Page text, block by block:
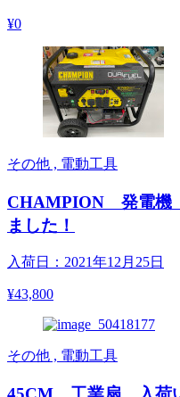
¥0
その他 , 電動工具
CHAMPION 発電機
ました！
入荷日：2021年12月25日
¥43,800
その他 , 電動工具